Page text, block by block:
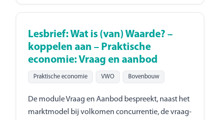
Lesbrief: Wat is (van) Waarde? –
koppelen aan – Praktische
economie: Vraag en aanbod
Praktische economie VWO Bovenbouw
De module Vraag en Aanbod bespreekt, naast het
marktmodel bij volkomen concurrentie, de vraag-